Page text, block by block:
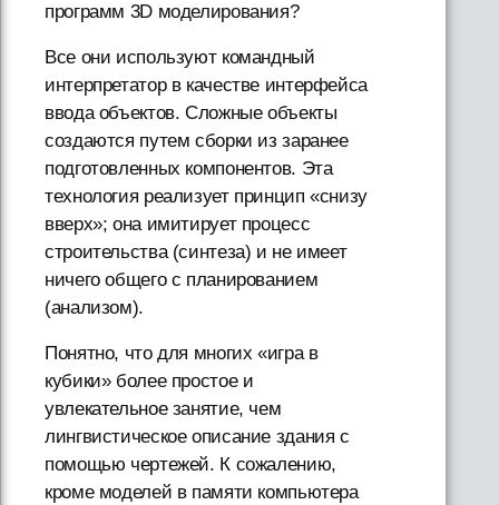
программ 3D моделирования?
Все они используют командный
интерпретатор в качестве интерфейса
ввода объектов. Сложные объекты
создаются путем сборки из заранее
подготовленных компонентов. Эта
технология реализует принцип «снизу
вверх»; она имитирует процесс
строительства (синтеза) и не имеет
ничего общего с планированием
(анализом).
Понятно, что для многих «игра в
кубики» более простое и
увлекательное занятие, чем
лингвистическое описание здания с
помощью чертежей. К сожалению,
кроме моделей в памяти компьютера